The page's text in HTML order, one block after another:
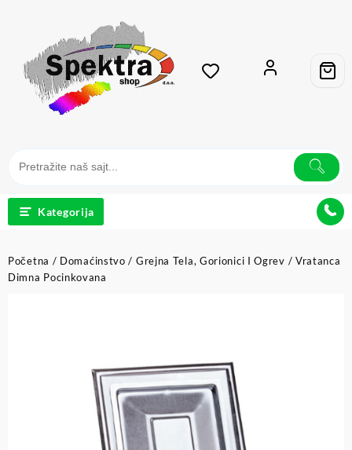
Kategorija
Početna / Domaćinstvo / Grejna Tela, Gorionici I Ogrev / Vratanca
Dimna Pocinkovana